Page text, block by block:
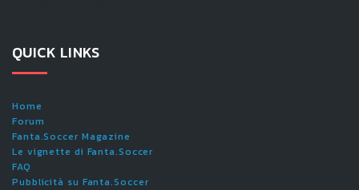
QUICK LINKS
Home
Forum
Fanta.Soccer Magazine
Le vignette di Fanta.Soccer
FAQ
Pubblicità su Fanta.Soccer